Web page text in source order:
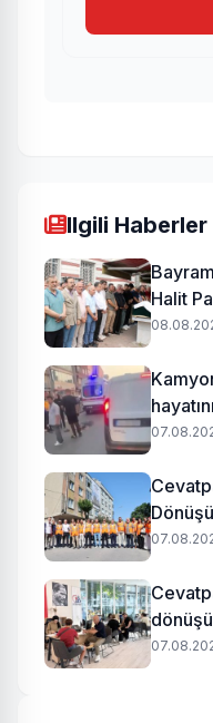
Ilgili Haberler
Halit
başladı
uzlaşı